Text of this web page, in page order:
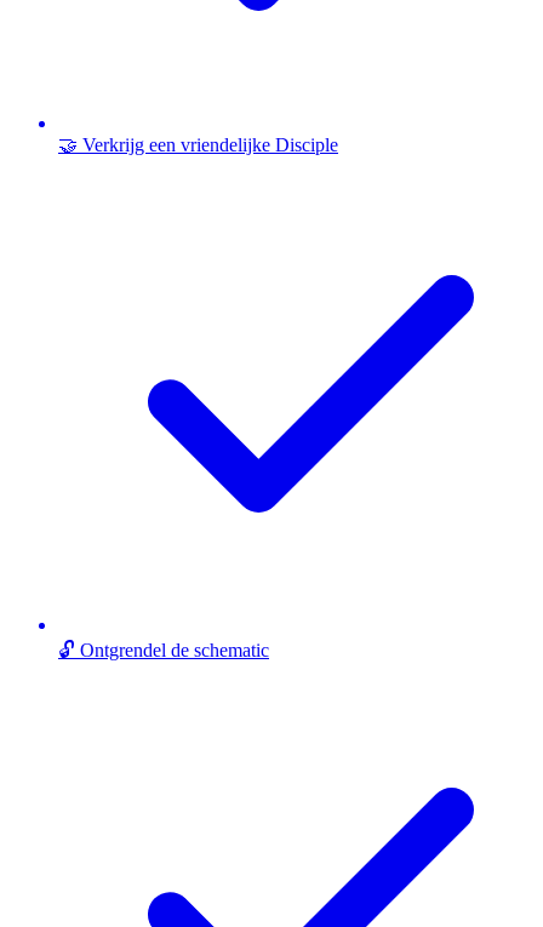
🤝 Verkrijg een vriendelijke Disciple
🔓 Ontgrendel de schematic